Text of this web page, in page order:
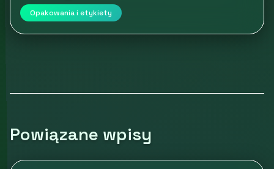
Opakowania i etykiety
Powiązane wpisy